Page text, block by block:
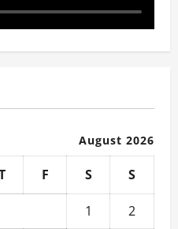
August 2026
F S S
1
2